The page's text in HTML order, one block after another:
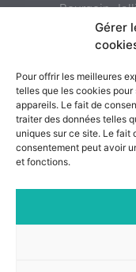
Gérer
Pour offrir les meilleures
telles que les cookies
appareils. Le fait de
traiter des données telles
uniques sur ce site. Le fait
consentement peut avoir
et fonctions.
Bourgoin-
(jusqu’à 50
35
Facebook
Suivez nos